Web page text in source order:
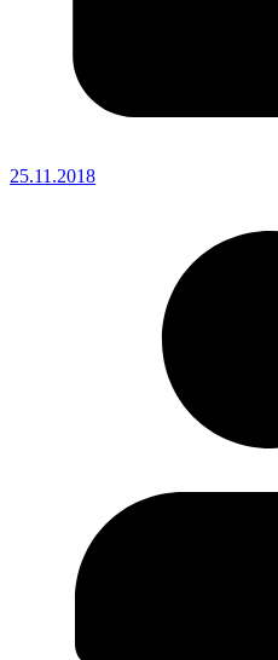
25.11.2018